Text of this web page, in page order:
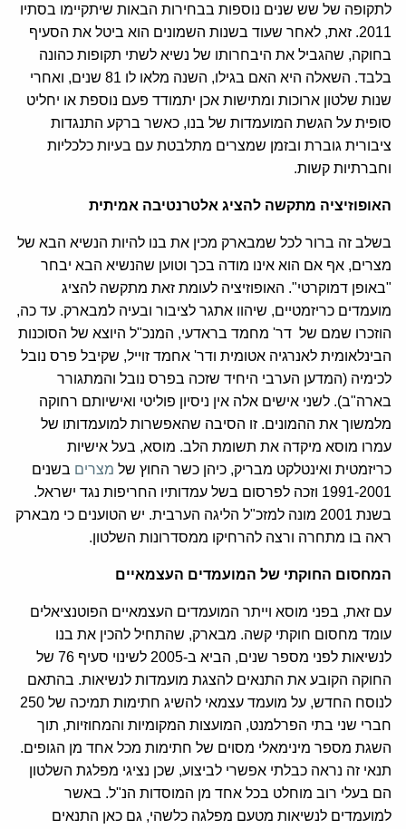
לתקופה של שש שנים נוספות בבחירות הבאות שיתקיימו בסתיו
2011. זאת, לאחר שעוד בשנות השמונים הוא ביטל את הסעיף
בחוקה, שהגביל את היבחרותו של נשיא לשתי תקופות כהונה
בלבד. השאלה היא האם בגילו, השנה מלאו לו 81 שנים, ואחרי
שנות שלטון ארוכות ומתישות אכן יתמודד פעם נוספת או יחליט
סופית על הגשת המועמדות של בנו, כאשר ברקע התנגדות
ציבורית גוברת ובזמן שמצרים מתלבטת עם בעיות כלכליות
וחברתיות קשות.
האופוזיציה מתקשה להציג אלטרנטיבה אמיתית
בשלב זה ברור לכל שמבארק מכין את בנו להיות הנשיא הבא של
מצרים, אף אם הוא אינו מודה בכך וטוען שהנשיא הבא יבחר
"באופן דמוקרטי". האופוזיציה לעומת זאת מתקשה להציג
מועמדים כריזמטיים, שיהוו אתגר לציבור ובעיה למבארק. עד כה,
הוזכרו שמם של דר' מחמד בראדעי, המנכ"ל היוצא של הסוכנות
הבינלאומית לאנרגיה אטומית ודר' אחמד זוייל, שקיבל פרס נובל
לכימיה (המדען הערבי היחיד שזכה בפרס נובל והמתגורר
בארה"ב). לשני אישים אלה אין ניסיון פוליטי ואישיותם רחוקה
מלמשוך את ההמונים. זו הסיבה שהאפשרות למועמדותו של
עמרו מוסא מיקדה את תשומת הלב. מוסא, בעל אישיות
כריזמטית ואינטלקט מבריק, כיהן כשר החוץ של מצרים בשנים
1991-2001 וזכה לפרסום בשל עמדותיו החריפות נגד ישראל.
בשנת 2001 מונה למזכ"ל הליגה הערבית. יש הטוענים כי מבארק
ראה בו מתחרה ורצה להרחיקו ממסדרונות השלטון.
המחסום החוקתי של המועמדים העצמאיים
עם זאת, בפני מוסא וייתר המועמדים העצמאיים הפוטנציאלים
עומד מחסום חוקתי קשה. מבארק, שהתחיל להכין את בנו
לנשיאות לפני מספר שנים, הביא ב-2005 לשינוי סעיף 76 של
החוקה הקובע את התנאים להצגת מועמדות לנשיאות. בהתאם
לנוסח החדש, על מועמד עצמאי להשיג חתימות תמיכה של 250
חברי שני בתי הפרלמנט, המועצות המקומיות והמחוזיות, תוך
השגת מספר מינימאלי מסוים של חתימות מכל אחד מן הגופים.
תנאי זה נראה כבלתי אפשרי לביצוע, שכן נציגי מפלגת השלטון
הם בעלי רוב מוחלט בכל אחד מן המוסדות הנ"ל. באשר
למועמדים לנשיאות מטעם מפלגה כלשהי, גם כאן התנאים